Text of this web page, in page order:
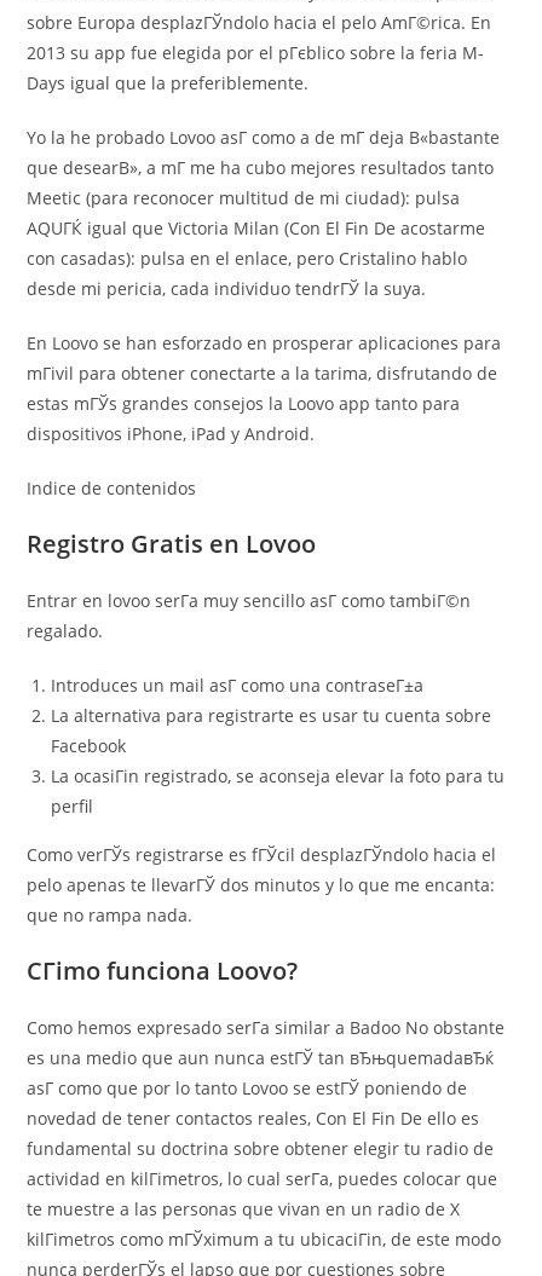
sobre Europa desplazГЎndolo hacia el pelo AmГ©rica. En
2013 su app fue elegida por el pГєblico sobre la feria M-
Days igual que la preferiblemente.
Yo la he probado Lovoo asГ­ como a de mГ­ deja В«bastante
que desearВ», a mГ­ me ha cubo mejores resultados tanto
Meetic (para reconocer multitud de mi ciudad): pulsa
AQUГЌ igual que Victoria Milan (Con El Fin De acostarme
con casadas): pulsa en el enlace, pero Cristalino hablo
desde mi pericia, cada individuo tendrГЎ la suya.
En Loovo se han esforzado en prosperar aplicaciones para
mГіvil para obtener conectarte a la tarima, disfrutando de
estas mГЎs grandes consejos la Loovo app tanto para
dispositivos iPhone, iPad y Android.
Indice de contenidos
Registro Gratis en Lovoo
Entrar en lovoo serГ­a muy sencillo asГ­ como tambiГ©n
regalado.
Introduces un mail asГ­ como una contraseГ±a
La alternativa para registrarte es usar tu cuenta sobre
Facebook
La ocasiГіn registrado, se aconseja elevar la foto para tu
perfil
Como verГЎs registrarse es fГЎcil desplazГЎndolo hacia el
pelo apenas te llevarГЎ dos minutos y lo que me encanta:
que no rampa nada.
CГіmo funciona Loovo?
Como hemos expresado serГ­a similar a Badoo No obstante
es una medio que aun nunca estГЎ tan вЂњquemadaвЂќ
asГ­ como que por lo tanto Lovoo se estГЎ poniendo de
novedad de tener contactos reales, Con El Fin De ello es
fundamental su doctrina sobre obtener elegir tu radio de
actividad en kilГіmetros, lo cual serГ­a, puedes colocar que
te muestre a las personas que vivan en un radio de X
kilГіmetros como mГЎximum a tu ubicaciГіn, de este modo
nunca perderГЎs el lapso que por cuestiones sobre